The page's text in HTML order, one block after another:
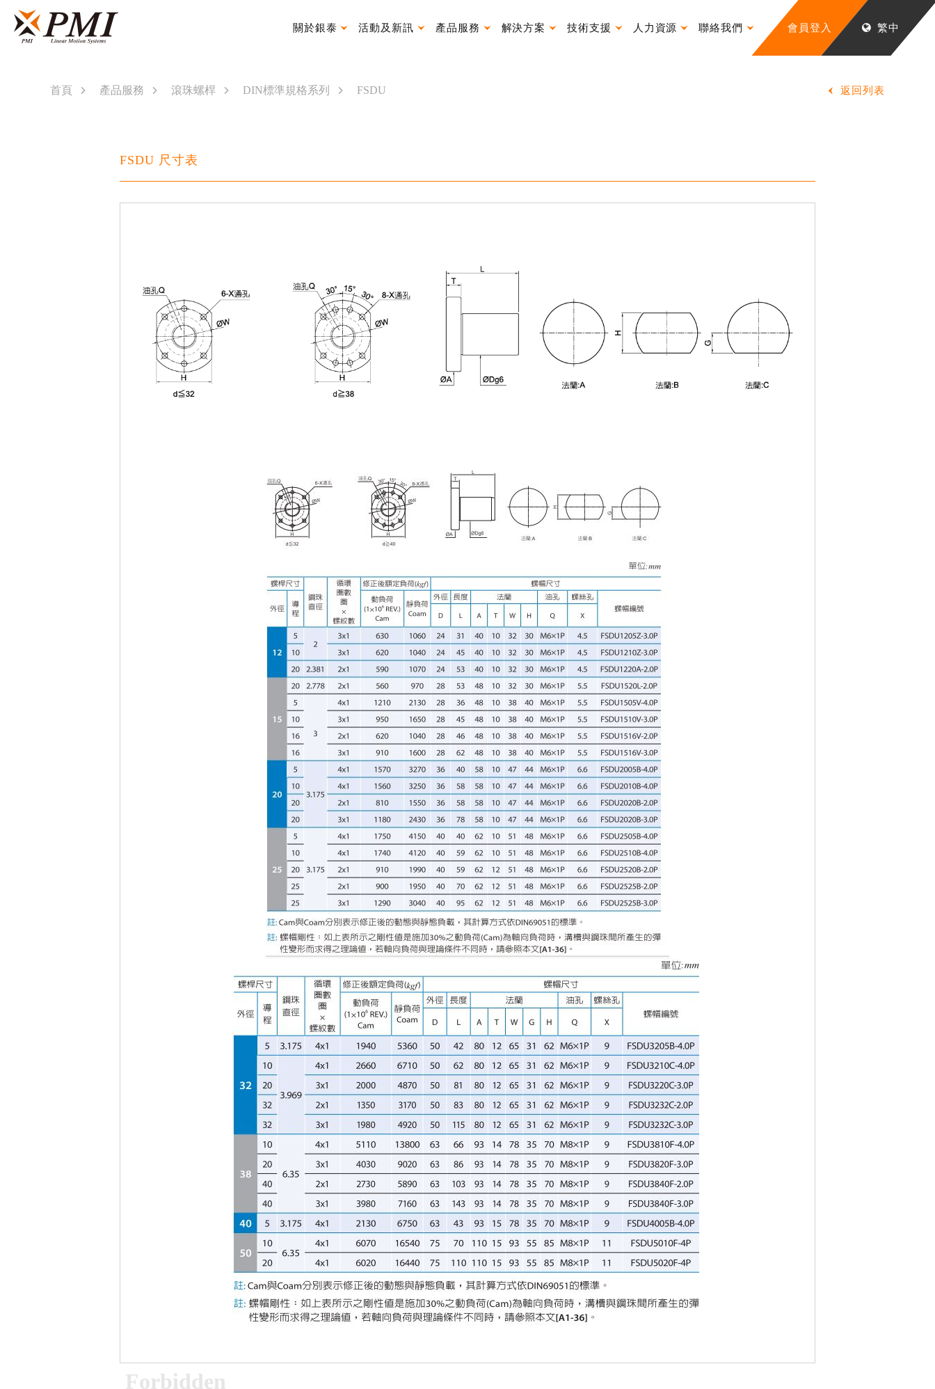
關於銀泰 活動及新訊 產品服務 解決方案 技術支援 人力資源 聯絡我們 會員登入 繁中
首頁 產品服務 滾珠螺桿 DIN標準規格系列 FSDU 返回列表
FSDU 尺寸表